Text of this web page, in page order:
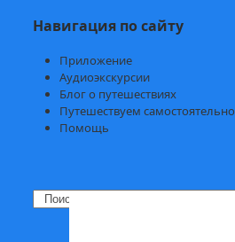
Навигация по сайту
Приложение
Аудиоэкскурсии
Блог о путешествиях
Путешествуем самостоятельно
Помощь
Search